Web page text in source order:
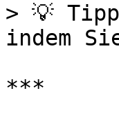
> 💡
indem
***